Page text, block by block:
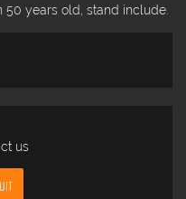
50 years old, stand include.
us